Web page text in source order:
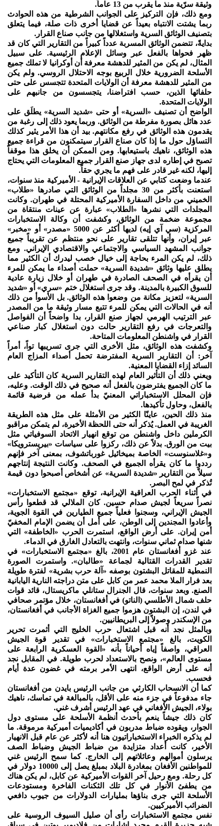
وثيقة سرّية منذ ما يقرب من 13 عاماً.
ومع ذلك، فإن التركيز على الجوانب الشرطية من هذه الحوادث
ربما يشتت الانتباه بعيداً عن قضايا أخرى ذات صلة، فيما يتعلق
بتصنيف الوثائق السرية واستغلالها من جانب صناع القرار.
بدايةً، تتضمن الوثائق المسربة عدداً كبيراً من التقارير التي كان قد
ظهر فحواها بالفعل عبر وسائل الإعلام الرئيسية. على سبيل
المثال، لم يكن من المثير للدهشة معرفة أن أوكرانيا لا تملك جميع
الأسلحة الضرورية خلال الربيع بوجه الاحتلال الروسي. ولم يكن
من المثير للدهشة معرفة أن الولايات المتحدة تتجسس على حتى
حلفائها الذين، حسب افتراضنا، يتجسسون من جانبهم على
الولايات المتحدة.
الواضح أن تصنيف «السرية» أو حتى «شديد السرية» يطلَق على
عدد هائل بصورة مفرطة من الوثائق. وربما يعود ذلك إلى رغبة من
يقدمون هذه الوثائق في رفع مكانتهم. بيد أن هذا الأمر يثير كذلك
التساؤل حول ما إذا كان صناع القرار سيتمكنون من قراءة جميع
هذه الوثائق، ناهيك باستيعابها. ومن الممكن أن يخلق هذا موقفاً
تصبح في إطاره لدى جهاز صنع القرار جميع المعلومات التي يحتاج
إليها، لكنه غير قادر على فهم ما يجري حقاً.
عندما وضعت كتابي عن العلاقات الإيرانية - الأميركية منذ سنوات،
استعنت بأكثر من 30 مجلداً من الوثائق التي صادرها «طلاب»
الخميني من داخل السفارة الأميركية المحتلة في طهران. وكانت
المجلدات التي نشرها «الطلاب» عبارة عن عينات منتقاة من
مجموعة ضخمة من الوثائق، وكشفت أن وكالة الاستخبارات
المركزية (سي آي إيه) لديها أكثر عن 5000 «مصدر» أو «مخبر»
عبر إيران، وأنها تتلقى تقارير على نحو منتظم عن تقريباً جميع
جوانب المشهد السياسي والاجتماعي والاقتصادي الإيراني. ومع
ذلك، لم يكن المرء بحاجة إلى خيال خصب ليدرك أن الكثير مما
يطلق عليها وثائق «شديدة السرية» حملت أصداء ما يمكن للمرء
أن يقرأه في الصحف الصادرة في طهران أو خلال زيارة عادية
للسوق الكبيرة بالمدينة. وقد جرى استغلال ختم «سري» أو «شديد
السرية» لتعزيز مكانة من وضعوا هذه الوثائق. بل الأسوأ من ذلك
أنه في الحالات التي يمكن للمرء تتبع مسار وثيقة ما من المصدر
عبر الترتيب الهرمي لجهاز صنع القرار، بدا واضحاً أن الفواصل
والتعرجات في رفع التقارير حالت دون استغلال كبار صناعي
القرار في واشنطن المعلومات المتاحة.
وكشفت هذه الوثائق، مثل الأخرى التي جرى تسريبها تواً، أمراً
آخر: أن التقارير السرية المفترضة تحمل أصداء المزاج العام
السائد إزاء القضايا المعنية.
ويعني ذلك أن التأثير العام لهذه التقارير السرية كان التأكيد على
ما كان الجميع يفترضون بالفعل أنه صحيح في ذلك الوقت. وعليه،
فإن المحلل الاستخباراتي المعنيّ بدأ عمله من فرضية قائمة
بالفعل، وحاول تأكيدها.
منذ ذلك الحين، عاينّا الكثير من الأمثلة على مثل هذه الطريقة
الغريبة في العمل. يُذكر أنه حتى اللحظة الأخيرة، لم يتمكن مراقبو
الكرملين داخل واشنطن من توقع انهيار الاتحاد السوفياتي مثل
بيت من الورق. بدلاً عن ذلك، ركزوا على سياسات «بيريسترويكا»
و«غلاسنوست» الخاصة بميخائيل غورباتشوف، بمعنى آخر فإنهم
رددوا ما كان يقرأه الجميع في الصحف. وكانت النتيجة إنتاجهم
سيلاً من التقارير «شديدة السرية» عن أشخاص أصبحوا دون قيمة
تُذكر في لمح البصر.
في أثناء الحرب العراقية الإيرانية، توقع «مجتمع الاستخبارات»
نصراً سريعاً لجيش صدام حسين. كان الملالي قد قطعوا رأس
الجيش الإيراني، وسجنوا فعلياً جميع الطيارين في القوة الجوية،
وأعادوا المجندين إلى الوطن، على أمل أن يضمن الإمام المخفيّ
أمن إيران. على أرض الواقع، استمرت الحرب «الخاطفة» التي
شنها صدام ثماني سنوات، وانتهت بالتعادل الغارق في الدماء.
عند غزو أفغانستان عام 2001، بالغ «مجتمع الاستخبارات» في
تقدير القدرات القتالية لجماعة «طالبان». واستمرت الصورة
النمطية للمقاتل البشتون بوصفه «آلة حرب بشرية» لفترة طويلة
بعد فرار الملا محمد عمر من كابل على متن دراجته النارية اليابانية
الصنع. وبعد سنوات، قال الجنرال ستانلي ماكريستال، قائد قوات
حلف شمال الأطلسي (الناتو) في أفغانستان، خلال مؤتمر صحافي
في لندن، إن البشتون هزموا جميع الغزاة الأجانب في أفغانستان،
من الإسكندر وصولاً إلى البريطانيين.
وبالمثل نجد أنه قبل اشتعال حرب الخليج التي أثمرت تحرير
الكويت، بالغ «مجتمع الاستخبارات» في تقدير قوة الجيش
العراقي، واصفاً إياه أحياناً بأنه «القوة العسكرية الرابعة على
مستوى العالم»، ونصح بالاستعداد لحرب طويلة. في المقابل نجد
أنه على أرض الواقع، انتهى الأمر برمته في غضون عدة أيام
فحسب.
كما أن الانسحاب الكارثي من جانب الرئيس بايدن من أفغانستان
جاء مدفوعاً في جزء منه على الأقل، بالمبالغة في تماسك، ناهيك
بولاء، الجيش الأفغاني في عهد الرئيس أشرف غني.
كان ذلك جيشاً ينعم بأحدث أنظمة الأسلحة على مستوى دول
الجوار، ويقوده ضباط مدربون في أكاديميات أميركية مرموقة. ما
لم يذكره الخبراء الاستخباراتيون هنا أنه لأكثر عن عام قبل الانهيار
الأخير، كانت أعداد متزايدة من ضباط الجيش وضباط الصف
يرسلون أموالهم وعائلاتهم إلى الخارج. كما سمح الرئيس غني
للمواطنين الأفغان بمغادرة البلاد بمبلغ يصل إلى 10000 دولار في
كل رحلة. ومع رحيل آخر القوات الأميركية عن كابل، لم يكن هناك
من يطفئ الأنوار في كل تلك الثكنات الفاخرة ومستودعات
الأسلحة التي جرى بناؤها بمليارات الدولارات من جيوب دافعي
الضرائب الأميركيين.
نفس مجتمع الاستخبارات رأى أن صليل السيوف الروسية على